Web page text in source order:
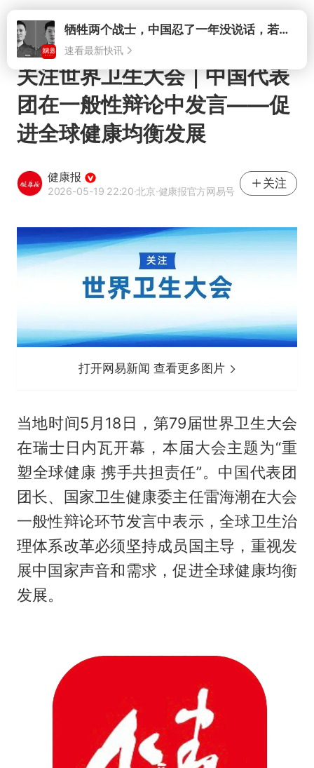
打开牺牲两个战士，中国忍了一年没说话，若菲律宾死了人，他会开战吗
速看最新快讯
关注世界卫生大会｜中国代表
团在一般性辩论中发言——促
进全球健康均衡发展
健康报
2026-05-19 22:20·北京·健康报官方网易号
关注
打开网易新闻 查看更多图片
当地时间5月18日，第79届世界卫生大会
在瑞士日内瓦开幕，本届大会主题为“重
塑全球健康 携手共担责任”。中国代表团
团长、国家卫生健康委主任雷海潮在大会
一般性辩论环节发言中表示，全球卫生治
理体系改革必须坚持成员国主导，重视发
展中国家声音和需求，促进全球健康均衡
发展。